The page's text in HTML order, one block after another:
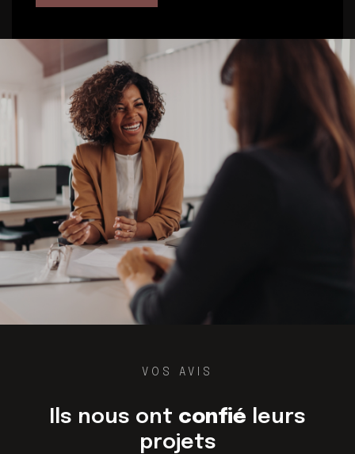
VOS AVIS
Ils nous ont confié leurs
projets